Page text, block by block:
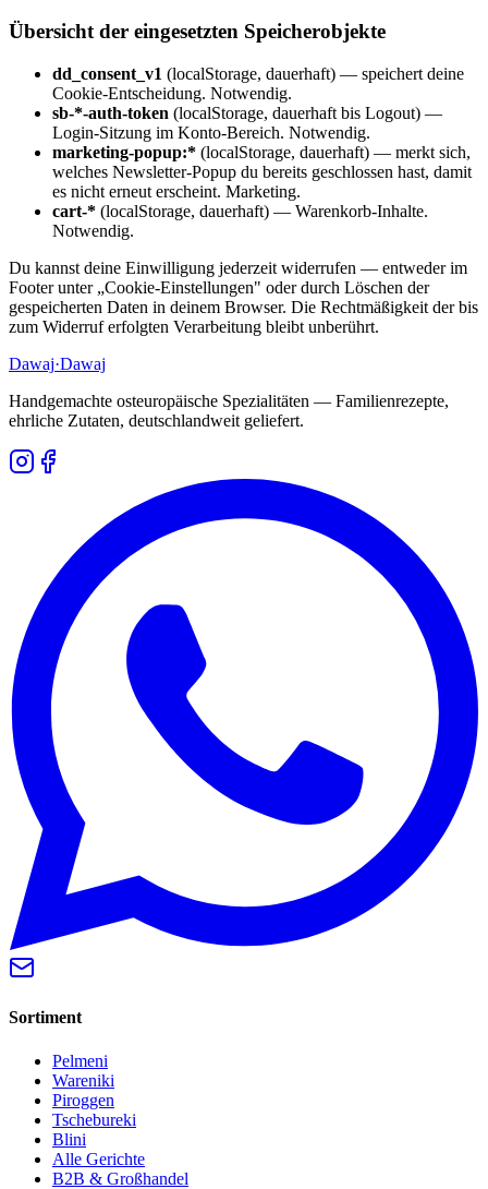
Übersicht der eingesetzten Speicherobjekte
dd_consent_v1 (localStorage, dauerhaft) — speichert deine
Cookie-Entscheidung. Notwendig.
sb-*-auth-token (localStorage, dauerhaft bis Logout) —
Login-Sitzung im Konto-Bereich. Notwendig.
marketing-popup:* (localStorage, dauerhaft) — merkt sich,
welches Newsletter-Popup du bereits geschlossen hast, damit
es nicht erneut erscheint. Marketing.
cart-* (localStorage, dauerhaft) — Warenkorb-Inhalte.
Notwendig.
Du kannst deine Einwilligung jederzeit widerrufen — entweder im
Footer unter „Cookie-Einstellungen" oder durch Löschen der
gespeicherten Daten in deinem Browser. Die Rechtmäßigkeit der bis
zum Widerruf erfolgten Verarbeitung bleibt unberührt.
Dawaj·Dawaj
Handgemachte osteuropäische Spezialitäten — Familienrezepte,
ehrliche Zutaten, deutschlandweit geliefert.
Sortiment
Pelmeni
Wareniki
Piroggen
Tschebureki
Blini
Alle Gerichte
B2B & Großhandel